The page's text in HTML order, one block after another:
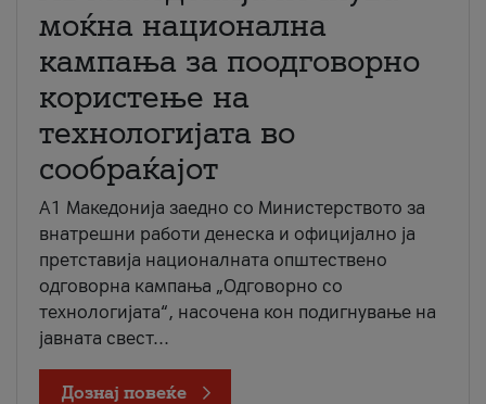
моќна национална
кампања за поодговорно
користење на
технологијата во
сообраќајот
A1 Македонија заедно со Министерството за
внатрешни работи денеска и официјално ја
претставија националната општествено
одговорна кампања „Одговорно со
технологијата“, насочена кон подигнување на
јавната свест...
Дознај повеќе